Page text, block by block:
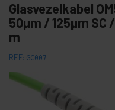
Glasvezelkabel
50µm / 125µm SC /
m
REF: GC007